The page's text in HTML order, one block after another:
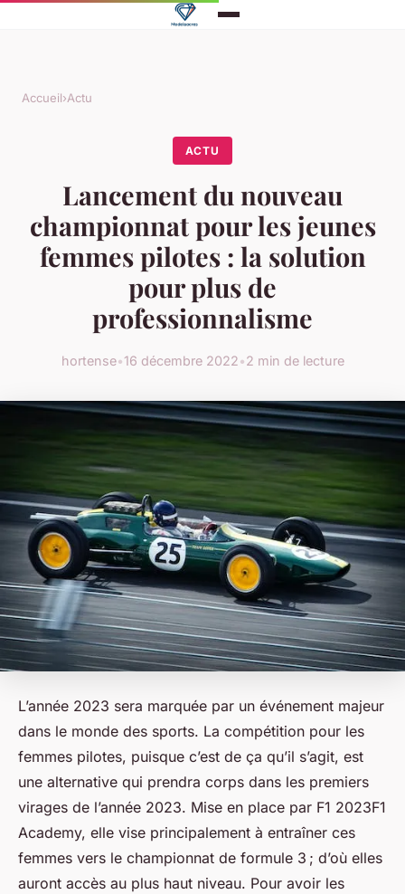
Accueil›Actu
ACTU
Lancement du nouveau
championnat pour les jeunes
femmes pilotes : la solution
pour plus de
professionnalisme
hortense•16 décembre 2022•2 min de lecture
L’année 2023 sera marquée par un événement majeur
dans le monde des sports. La compétition pour les
femmes pilotes, puisque c’est de ça qu’il s’agit, est
une alternative qui prendra corps dans les premiers
virages de l’année 2023. Mise en place par F1 2023F1
Academy, elle vise principalement à entraîner ces
femmes vers le championnat de formule 3 ; d’où elles
auront accès au plus haut niveau. Pour avoir les